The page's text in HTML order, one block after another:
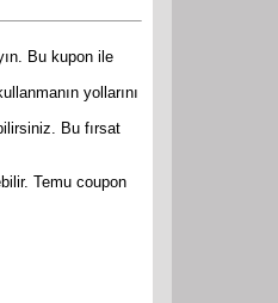
Bu kupon ile
yollarını
Bu fırsat
Temu coupon